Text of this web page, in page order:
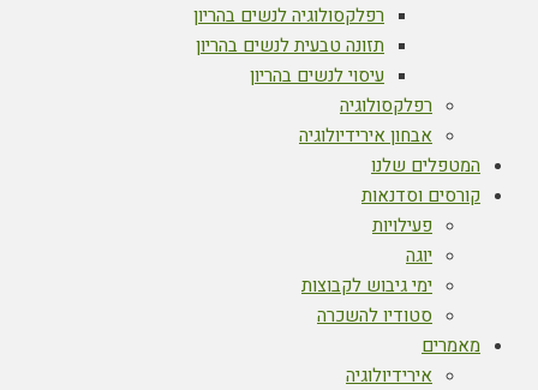
רפלקסולוגיה לנשים בהריון
תזונה טבעית לנשים בהריון
עיסוי לנשים בהריון
רפלקסולוגיה
אבחון אירידיולוגיה
המטפלים שלנו
קורסים וסדנאות
פעילויות
יוגה
ימי גיבוש לקבוצות
סטודיו להשכרה
מאמרים
אירידיולוגיה